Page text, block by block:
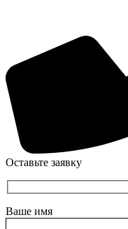
Оставьте заявку
Ваше имя